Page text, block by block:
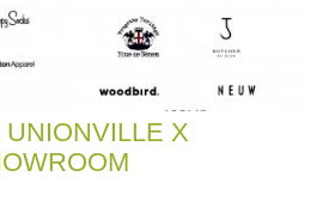
X